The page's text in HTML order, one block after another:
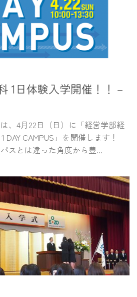
1日体験入学開催！！－
、4月22日（日）に「経営学部経
DAY CAMPUS」を開催します！
スとは違った角度から豊...